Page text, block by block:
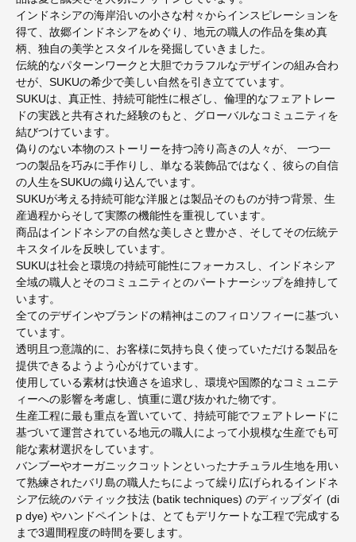
インドネシアの海岸沿いの小さな村々からインスピレーションを
得て、故郷インドネシアをめぐり、地元の職人の作品を集め真
柄、独自の美学とスタイルを発掘していきました。
伝統的なパターンワークと大胆でカラフルなデザインの組み合わ
せが、SUKUの希少で美しい自然を引き立てています。
SUKUは、真正性、持続可能性に根ざし、倫理的なフェアトレー
ドの実践と共有された経験のもと、グローバルなコミュニティを
結びつけています。
偽りのない本物のストーリーを持つ誇り高きの人々が、 一つ一
つの製品を巧みに手作りし、単なる装飾品ではなく、彼らの自信
の人生をSUKUの織り込んでいます。
SUKUが考える持続可能な洋服とは製品そのものが持つ背景、生
産過程からそして実際の機能性を重視しています。
商品はインドネシアの自然な美しさと豊かさ、そしてその伝統テ
キスタイルを反映しています。
SUKUは社会と環境の持続可能性にフォーカスし、インドネシア
全域の職人とそのコミュニティとのパートナーシップを維持して
います。
全てのデザインやブランドの精神はこのフィロソフィーに基づい
ています。
透明且つ意識的に、お客様に気持ち良く使っていただける製品を
提供できるようよう心がけています。
使用している素材は快適さを追求し、環境や国際的なコミュニテ
ィーへの影響を考慮し、慎重に選び抜かれた物です。
生産工程に最も重点を置いていて、持続可能でフェアトレードに
基づいて運営されている地元の職人によって小規模な生産でも可
能な素材選択をしています。
バンブーやオーガニックコットンといったナチュラル生地を用い
て熟練されたバリ島の職人たちによって繰り広げられるインドネ
シア伝統のバティック技法 (batik techniques) のディップダイ (di
p dye) やハンドペイントは、とてもデリケートな工程で完成する
まで3週間程度の時間を要します。